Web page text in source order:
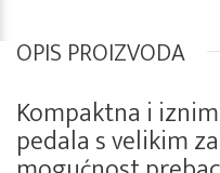
OPIS PROIZVODA
Kompaktna i
pedala s velikim